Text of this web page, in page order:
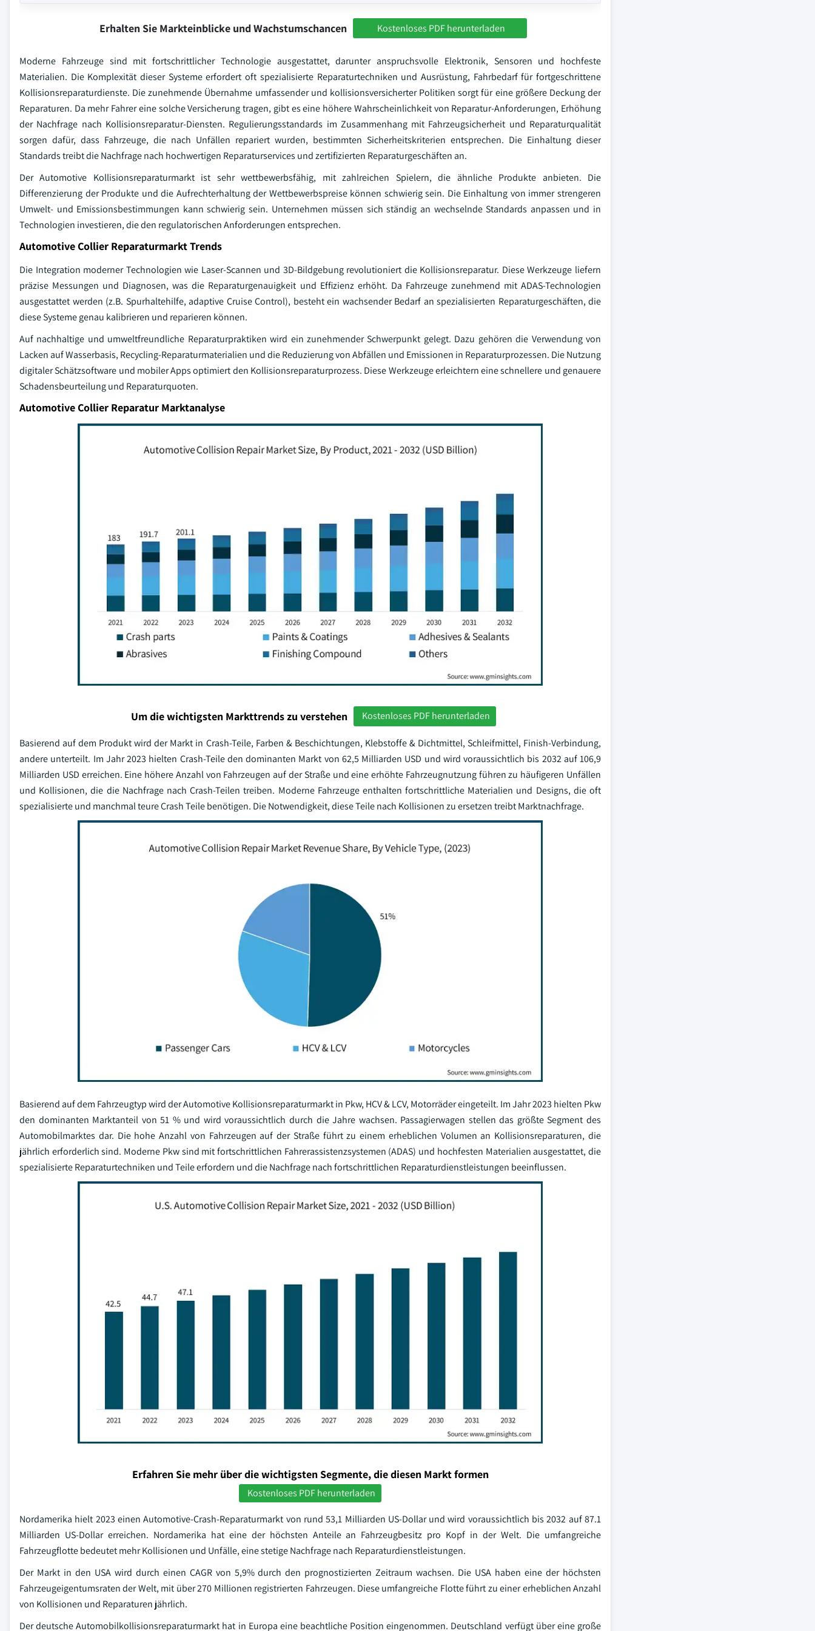
Erhalten Sie Markteinblicke und Wachstumschancen Kostenloses PDF herunterladen
Moderne Fahrzeuge sind mit fortschrittlicher Technologie ausgestattet, darunter anspruchsvolle Elektronik, Sensoren und hochfeste
Materialien. Die Komplexität dieser Systeme erfordert oft spezialisierte Reparaturtechniken und Ausrüstung, Fahrbedarf für fortgeschrittene
Kollisionsreparaturdienste. Die zunehmende Übernahme umfassender und kollisionsversicherter Politiken sorgt für eine größere Deckung der
Reparaturen. Da mehr Fahrer eine solche Versicherung tragen, gibt es eine höhere Wahrscheinlichkeit von Reparatur-Anforderungen, Erhöhung
der Nachfrage nach Kollisionsreparatur-Diensten. Regulierungsstandards im Zusammenhang mit Fahrzeugsicherheit und Reparaturqualität
sorgen dafür, dass Fahrzeuge, die nach Unfällen repariert wurden, bestimmten Sicherheitskriterien entsprechen. Die Einhaltung dieser
Standards treibt die Nachfrage nach hochwertigen Reparaturservices und zertifizierten Reparaturgeschäften an.
Der Automotive Kollisionsreparaturmarkt ist sehr wettbewerbsfähig, mit zahlreichen Spielern, die ähnliche Produkte anbieten. Die
Differenzierung der Produkte und die Aufrechterhaltung der Wettbewerbspreise können schwierig sein. Die Einhaltung von immer strengeren
Umwelt- und Emissionsbestimmungen kann schwierig sein. Unternehmen müssen sich ständig an wechselnde Standards anpassen und in
Technologien investieren, die den regulatorischen Anforderungen entsprechen.
Automotive Collier Reparaturmarkt Trends
Die Integration moderner Technologien wie Laser-Scannen und 3D-Bildgebung revolutioniert die Kollisionsreparatur. Diese Werkzeuge liefern
präzise Messungen und Diagnosen, was die Reparaturgenauigkeit und Effizienz erhöht. Da Fahrzeuge zunehmend mit ADAS-Technologien
ausgestattet werden (z.B. Spurhaltehilfe, adaptive Cruise Control), besteht ein wachsender Bedarf an spezialisierten Reparaturgeschäften, die
diese Systeme genau kalibrieren und reparieren können.
Auf nachhaltige und umweltfreundliche Reparaturpraktiken wird ein zunehmender Schwerpunkt gelegt. Dazu gehören die Verwendung von
Lacken auf Wasserbasis, Recycling-Reparaturmaterialien und die Reduzierung von Abfällen und Emissionen in Reparaturprozessen. Die Nutzung
digitaler Schätzsoftware und mobiler Apps optimiert den Kollisionsreparaturprozess. Diese Werkzeuge erleichtern eine schnellere und genauere
Schadensbeurteilung und Reparaturquoten.
Automotive Collier Reparatur Marktanalyse
Um die wichtigsten Markttrends zu verstehen Kostenloses PDF herunterladen
Basierend auf dem Produkt wird der Markt in Crash-Teile, Farben & Beschichtungen, Klebstoffe & Dichtmittel, Schleifmittel, Finish-Verbindung,
andere unterteilt. Im Jahr 2023 hielten Crash-Teile den dominanten Markt von 62,5 Milliarden USD und wird voraussichtlich bis 2032 auf 106,9
Milliarden USD erreichen. Eine höhere Anzahl von Fahrzeugen auf der Straße und eine erhöhte Fahrzeugnutzung führen zu häufigeren Unfällen
und Kollisionen, die die Nachfrage nach Crash-Teilen treiben. Moderne Fahrzeuge enthalten fortschrittliche Materialien und Designs, die oft
spezialisierte und manchmal teure Crash Teile benötigen. Die Notwendigkeit, diese Teile nach Kollisionen zu ersetzen treibt Marktnachfrage.
Basierend auf dem Fahrzeugtyp wird der Automotive Kollisionsreparaturmarkt in Pkw, HCV & LCV, Motorräder eingeteilt. Im Jahr 2023 hielten Pkw
den dominanten Marktanteil von 51 % und wird voraussichtlich durch die Jahre wachsen. Passagierwagen stellen das größte Segment des
Automobilmarktes dar. Die hohe Anzahl von Fahrzeugen auf der Straße führt zu einem erheblichen Volumen an Kollisionsreparaturen, die
jährlich erforderlich sind. Moderne Pkw sind mit fortschrittlichen Fahrerassistenzsystemen (ADAS) und hochfesten Materialien ausgestattet, die
spezialisierte Reparaturtechniken und Teile erfordern und die Nachfrage nach fortschrittlichen Reparaturdienstleistungen beeinflussen.
Erfahren Sie mehr über die wichtigsten Segmente, die diesen Markt formen
Kostenloses PDF herunterladen
Nordamerika hielt 2023 einen Automotive-Crash-Reparaturmarkt von rund 53,1 Milliarden US-Dollar und wird voraussichtlich bis 2032 auf 87.1
Milliarden US-Dollar erreichen. Nordamerika hat eine der höchsten Anteile an Fahrzeugbesitz pro Kopf in der Welt. Die umfangreiche
Fahrzeugflotte bedeutet mehr Kollisionen und Unfälle, eine stetige Nachfrage nach Reparaturdienstleistungen.
Der Markt in den USA wird durch einen CAGR von 5,9% durch den prognostizierten Zeitraum wachsen. Die USA haben eine der höchsten
Fahrzeugeigentumsraten der Welt, mit über 270 Millionen registrierten Fahrzeugen. Diese umfangreiche Flotte führt zu einer erheblichen Anzahl
von Kollisionen und Reparaturen jährlich.
Der deutsche Automobilkollisionsreparaturmarkt hat in Europa eine beachtliche Position eingenommen. Deutschland verfügt über eine große